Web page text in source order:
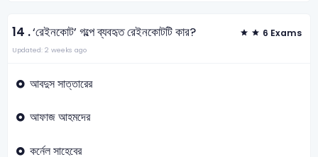
14 .‘রেইনকোট’ গল্পে ব্যবহৃত রেইনকোটটি কার? 6 Exams
Updated: 2 weeks ago
আবদুস সাত্তারের
আফাজ আহমদের
কর্নেল সাহেবের